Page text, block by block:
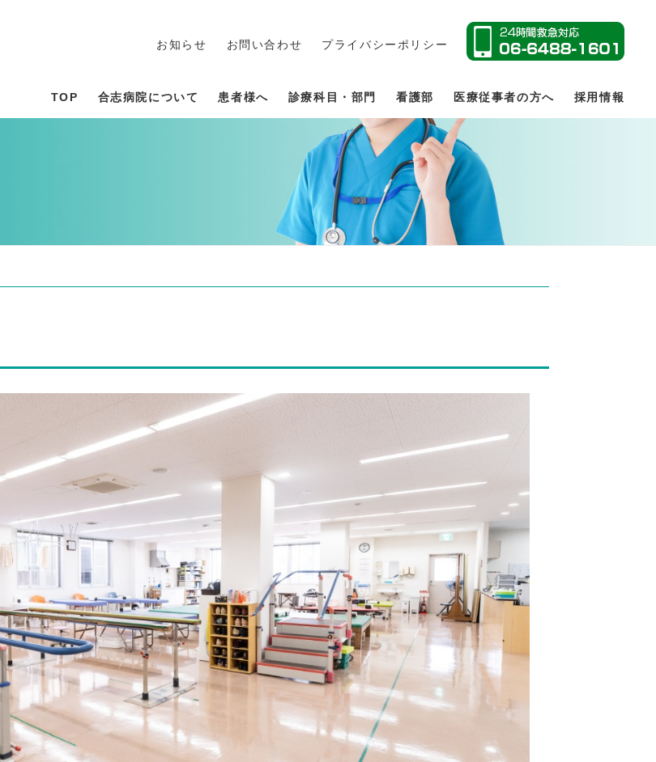
TOP 合志病院について 患者様へ 診療科目・部門 看護部 医療従事者の方へ 採用情報
お知らせ お問い合わせ プライバシーポリシー